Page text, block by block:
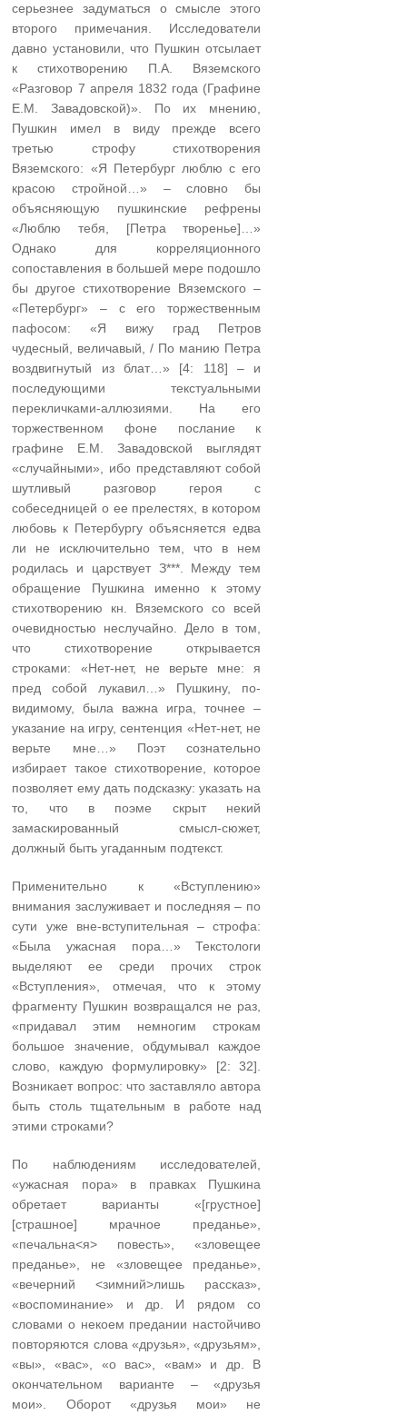
серьезнее задуматься о смысле этого
второго примечания. Исследователи
давно установили, что Пушкин отсылает
к стихотворению П.А. Вяземского
«Разговор 7 апреля 1832 года (Графине
Е.М. Завадовской)». По их мнению,
Пушкин имел в виду прежде всего
третью строфу стихотворения
Вяземского: «Я Петербург люблю с его
красою стройной…» – словно бы
объясняющую пушкинские рефрены
«Люблю тебя, [Петра творенье]…»
Однако для корреляционного
сопоставления в большей мере подошло
бы другое стихотворение Вяземского –
«Петербург» – с его торжественным
пафосом: «Я вижу град Петров
чудесный, величавый, / По манию Петра
воздвигнутый из блат…» [4: 118] – и
последующими текстуальными
перекличками-аллюзиями. На его
торжественном фоне послание к
графине Е.М. Завадовской выглядят
«случайными», ибо представляют собой
шутливый разговор героя с
собеседницей о ее прелестях, в котором
любовь к Петербургу объясняется едва
ли не исключительно тем, что в нем
родилась и царствует З***. Между тем
обращение Пушкина именно к этому
стихотворению кн. Вяземского со всей
очевидностью неслучайно. Дело в том,
что стихотворение открывается
строками: «Нет-нет, не верьте мне: я
пред собой лукавил…» Пушкину, по-
видимому, была важна игра, точнее –
указание на игру, сентенция «Нет-нет, не
верьте мне…» Поэт сознательно
избирает такое стихотворение, которое
позволяет ему дать подсказку: указать на
то, что в поэме скрыт некий
замаскированный смысл-сюжет,
должный быть угаданным подтекст.
Применительно к «Вступлению»
внимания заслуживает и последняя – по
сути уже вне-вступительная – строфа:
«Была ужасная пора…» Текстологи
выделяют ее среди прочих строк
«Вступления», отмечая, что к этому
фрагменту Пушкин возвращался не раз,
«придавал этим немногим строкам
большое значение, обдумывал каждое
слово, каждую формулировку» [2: 32].
Возникает вопрос: что заставляло автора
быть столь тщательным в работе над
этими строками?
По наблюдениям исследователей,
«ужасная пора» в правках Пушкина
обретает варианты «[грустное]
[страшное] мрачное преданье»,
«печальна<я> повесть», «зловещее
преданье», не «зловещее преданье»,
«вечерний <зимний>лишь рассказ»,
«воспоминание» и др. И рядом со
словами о некоем предании настойчиво
повторяются слова «друзья», «друзьям»,
«вы», «вас», «о вас», «вам» и др. В
окончательном варианте – «друзья
мои». Оборот «друзья мои» не